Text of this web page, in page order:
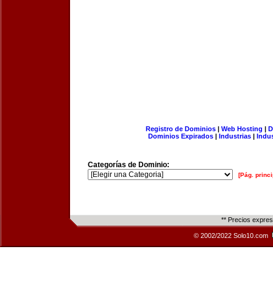
Registro de Dominios| Web Hosting |
Dominios Expirados | Industrias |
Categorías de Dominio:
[Pág.
** Precios
© 2002/2022 Solo10.com